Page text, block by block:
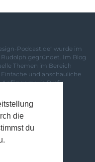
die
du
Podcast.de" wurde im
Rudolph gegründet. Im Blog
Themen im Bereich
und anschauliche
wie Profis